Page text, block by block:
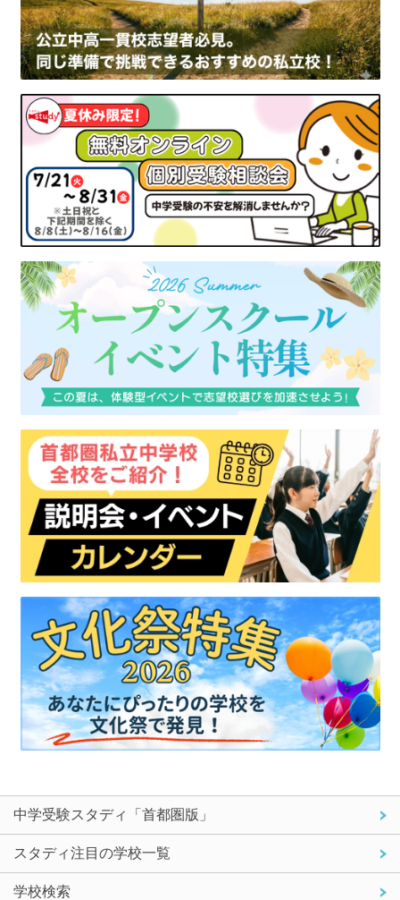
中学受験スタディ「首都圏版」
スタディ注目の学校一覧
学校検索